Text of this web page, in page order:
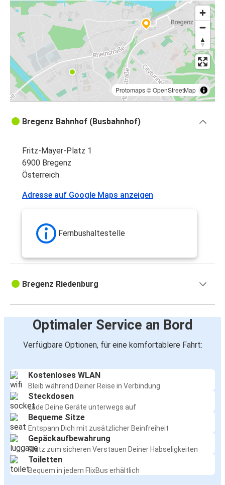
Protomaps©OpenStreetMap
Bregenz Bahnhof (Busbahnhof)
Fritz-Mayer-Platz 1
6900 Bregenz
Österreich
Adresse auf Google Maps anzeigen
Fernbushaltestelle
Bregenz Riedenburg
Optimaler Service an Bord
Verfügbare Optionen, für eine komfortablere Fahrt:
Kostenloses WLAN
Bleib während Deiner Reise in Verbindung
Steckdosen
Lade Deine Geräte unterwegs auf
Bequeme Sitze
Entspann Dich mit zusätzlicher Beinfreiheit
Gepäckaufbewahrung
Platz zum sicheren Verstauen Deiner Habseligkeiten
Toiletten
Bequem in jedem FlixBus erhältlich